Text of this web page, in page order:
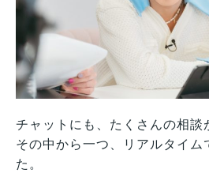
チャットにも、たくさんの相談
その中から一つ、リアルタイム
た。